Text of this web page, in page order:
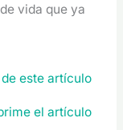
vida que ya
de este artículo
el artículo